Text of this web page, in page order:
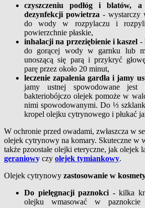
czyszczeniu podłóg i blatów,
dezynfekcji powietrza - wystarczy
do wody w rozpylaczu i
powierzchnie płaskie,
inhalacji na przeziębienie i kaszel -
do gorącej wody w garnku lub
unoszącą się parą i przykryć
parę przez około 20 minut,
leczenie zapalenia gardła i jamy
jamy ustnej spowodowane jest
bakteriobójczo olejek pomoże w
nimi spowodowanymi. Do ⅓
kropel olejku cytrynowego i płukać
W ochronie przed owadami, zwłaszcza w
olejek cytrynowy na komary. Skuteczne w
także pzoostałe olejki eteryczne, jak olejek
geraniowy czy olejek tymiankowy.
Olejek cytrynowy zastosowanie w
Do pielęgnacji paznokci -kilka
olejku wmasować w